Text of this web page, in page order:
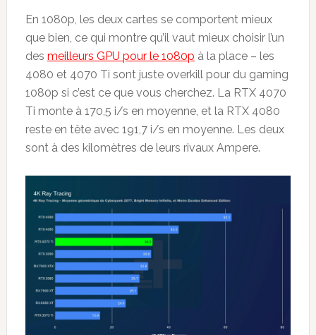
En 1080p, les deux cartes se comportent mieux
que bien, ce qui montre qu’il vaut mieux choisir l’un
des meilleurs GPU pour le 1080p à la place – les
4080 et 4070 Ti sont juste overkill pour du gaming
1080p si c’est ce que vous cherchez. La RTX 4070
Ti monte à 170,5 i/s en moyenne, et la RTX 4080
reste en tête avec 191,7 i/s en moyenne. Les deux
sont à des kilomètres de leurs rivaux Ampere.